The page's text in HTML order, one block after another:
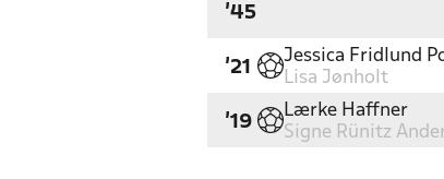
'45
'21
Jessica Fridlund
Lisa Jønholt
'19
Lærke Haffner
Signe Rünitz